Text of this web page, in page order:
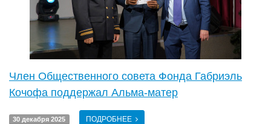
Член Общественного совета Фонда Габриэль
Кочофа поддержал Альма-матер
30 декабря 2025 ПОДРОБНЕЕ